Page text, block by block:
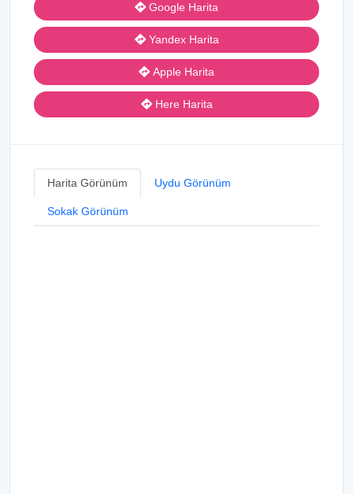
Google Harita
Yandex Harita
Apple Harita
Here Harita
Harita Görünüm Uydu Görünüm
Sokak Görünüm